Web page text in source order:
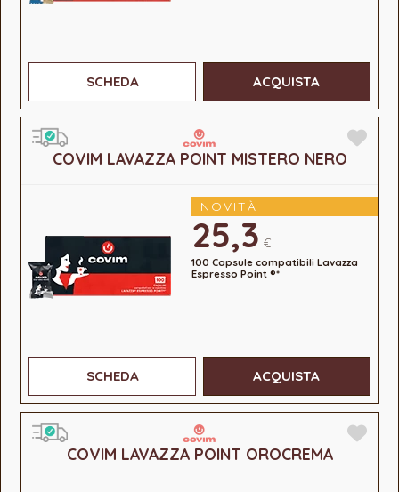
SCHEDA ACQUISTA
COVIM LAVAZZA POINT MISTERO NERO
NOVITÀ
25,3 €
100 Capsule compatibili Lavazza
Espresso Point ®*
SCHEDA ACQUISTA
COVIM LAVAZZA POINT OROCREMA